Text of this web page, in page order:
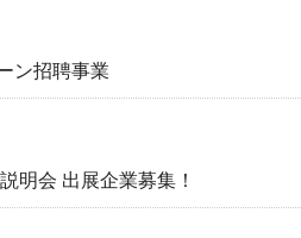
ン招聘事業
明会 出展企業募集！